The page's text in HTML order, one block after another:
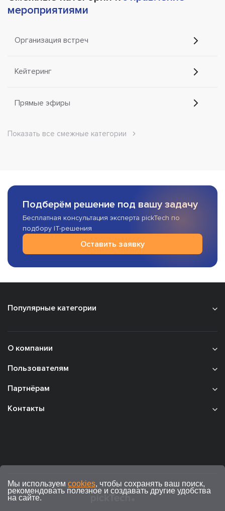
мероприятиями
Организация встреч
Кейтеринг
Прямые эфиры
Показать все смежные категории
Подберём решение под вашу задачу
Бесплатная консультация эксперта pickTech по
подбору IT-решения
Оставить заявку
Популярные категории
О компании
Пользователям
Партнёрам
Контакты
Мы используем cookies, чтобы сохранять ваш поиск,
рекомендовать полезное и создавать другие удобства
на сайте.